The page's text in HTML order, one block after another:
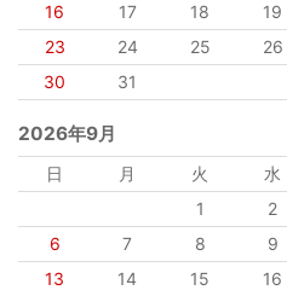
16
17 18 19
23
24 25 26
30
31
2026年9月
日 月 火 水
1
2
6
7 8 9
13
14 15 16